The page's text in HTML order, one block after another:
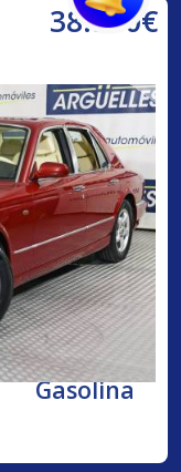
38.500€
Gasolina